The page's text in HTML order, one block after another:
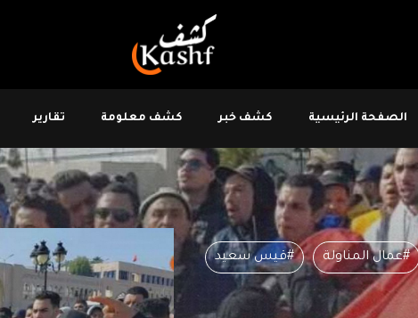
الصفحة الرئيسية كشف خبر كشف معلومة تقارير
#عمال المناولة #قيس سعيد